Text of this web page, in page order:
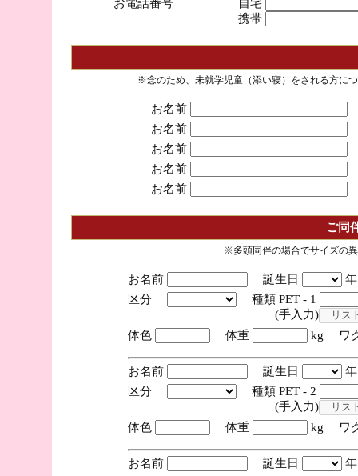
お電話番号
自宅
携帯
※念のため、未就学児童（添い寝）をされる方に
お名前
お名前
お名前
お名前
お名前
ご同
※多頭同伴の場合でサイズの
お名前 誕生日
区分
種類 PET - 1
(手入力)
体色
体重 kg ワ
お名前 誕生日
区分
種類 PET - 2
(手入力)
体色
体重 kg ワ
お名前 誕生日